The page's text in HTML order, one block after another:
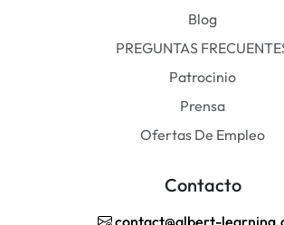
Blog
PREGUNTAS
Patrocinio
Prensa
Ofertas De Empleo
Contacto
contact@albert-